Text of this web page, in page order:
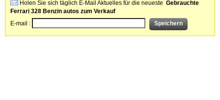
Holen Sie sich täglich E-Mail Aktuelles für die neueste Gebrauchte
Ferrari 328 Benzin autos zum Verkauf
E-mail :